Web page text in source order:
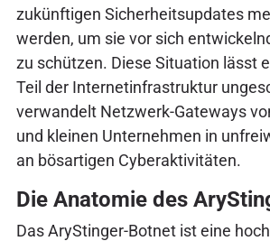
zukünftigen Sicherheitsupdates
werden, um sie vor sich
zu schützen. Diese Situation lässt
Teil der Internetinfrastruktur
verwandelt Netzwerk-Gateways
und kleinen Unternehmen in
an bösartigen Cyberaktivitäten.
Die Anatomie des
Das AryStinger-Botnet ist eine